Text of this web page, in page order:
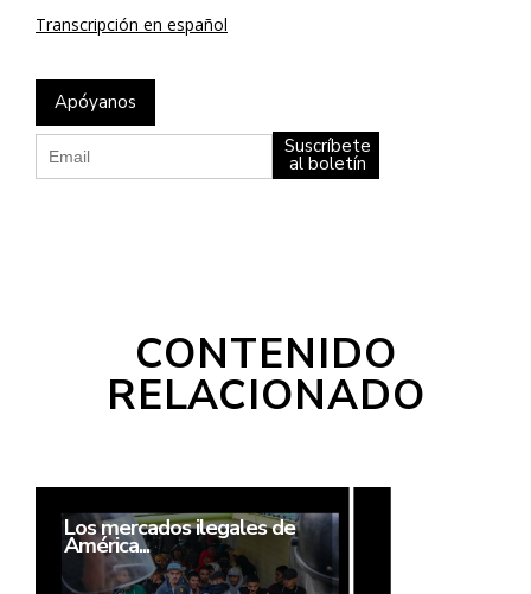
Transcripción en español
Apóyanos
Suscríbete
al boletín
CONTENIDO
RELACIONADO
Los mercados ilegales de
América...